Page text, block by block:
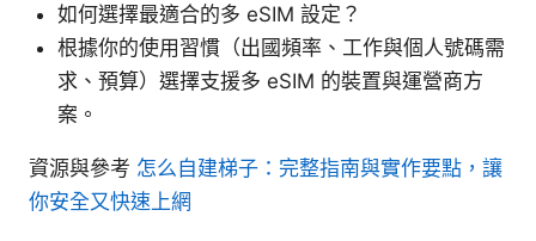
如何選擇最適合的多 eSIM 設定？
根據你的使用習慣（出國頻率、工作與個人號碼需
求、預算）選擇支援多 eSIM 的裝置與運營商方
案。
資源與參考 怎么自建梯子：完整指南與實作要點，讓
你安全又快速上網